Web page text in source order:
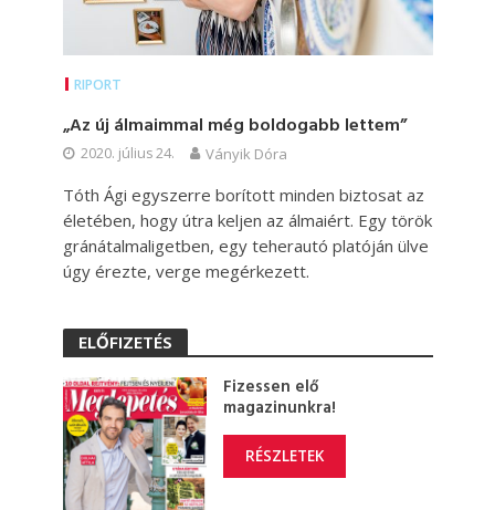
RIPORT
„Az új álmaimmal még boldogabb lettem”
2020. július 24. Ványik Dóra
Tóth Ági egyszerre borított minden biztosat az
életében, hogy útra keljen az álmaiért. Egy török
gránátalmaligetben, egy teherautó platóján ülve
úgy érezte, verge megérkezett.
ELŐFIZETÉS
Fizessen elő
magazinunkra!
RÉSZLETEK